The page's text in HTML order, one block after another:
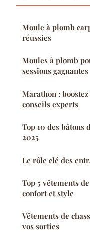
Moule à plomb
réussies
Moules à plomb
sessions gagnantes
Marathon :
conseils experts
Top 10 des bâtons
2025
Le rôle clé des
Top 5 vêtements
confort et style
Vêtements de
vos sorties